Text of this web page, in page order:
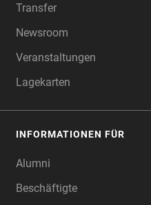
Transfer
Newsroom
Veranstaltungen
Lagekarten
INFORMATIONEN FÜR
Alumni
Beschäftigte